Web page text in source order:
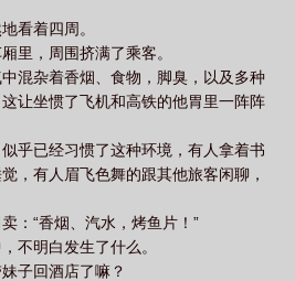
看着四周。
里，周围挤满了乘客。
混杂着香烟、食物，脚臭，以及多种
让坐惯了飞机和高铁的他胃里一阵阵
乎已经习惯了这种环境，有人拿着书
，有人眉飞色舞的跟其他旅客闲聊，
：“香烟、汽水，烤鱼片！”
不明白发生了什么。
子回酒店了嘛？